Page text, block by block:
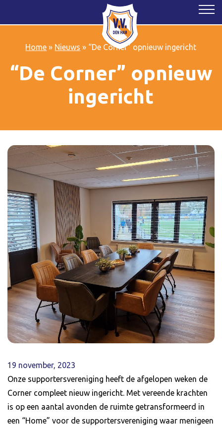
Home » Nieuws » “De Corner” opnieuw ingericht
“De Corner” opnieuw
ingericht
19 november, 2023
Onze supportersvereniging heeft de afgelopen weken de
Corner compleet nieuw ingericht. Met vereende krachten
is op een aantal avonden de ruimte getransformeerd in
een “Home” voor de supportersvereniging waar menigeen